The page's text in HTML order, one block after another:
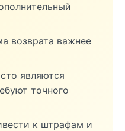
возврата важнее
являются
точного
к штрафам и